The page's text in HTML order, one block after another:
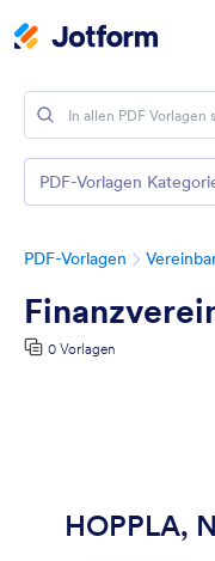
PDF-Vorlagen
0 Vorlagen
HOPPLA,
PDF-Vorlagen